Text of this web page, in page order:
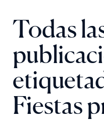
Todas
Fiestas